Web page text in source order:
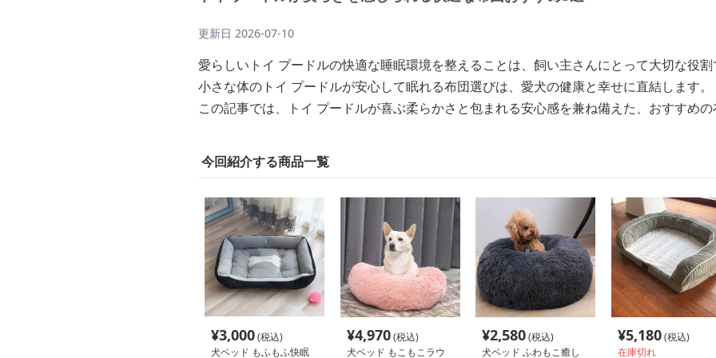
更新日 2026-07-10
愛らしいトイ プードルの快適な睡眠環境を整えることは、飼い主さんにとって大切な役
小さな体のトイ プードルが安心して眠れる布団選びは、愛犬の健康と幸せに直結します。
この記事では、トイ プードルが喜ぶ柔らかさと包まれる安心感を兼ね備えた、おすすめ
今回紹介する商品一覧
¥3,000(税込)
犬ベッド もふもふ快眠
¥4,970(税込)
犬ベッド もこもこラウ
¥2,580(税込)
犬ベッド ふわもこ癒し
¥5,180(税込)
在庫切れ